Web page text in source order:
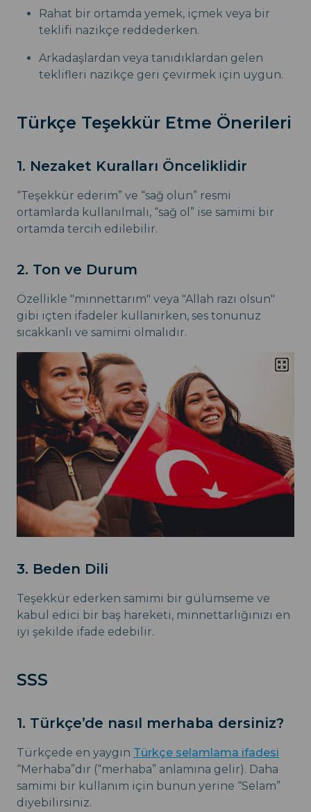
Rahat bir ortamda yemek, içmek veya bir
teklifi nazikçe reddederken.
Arkadaşlardan veya tanıdıklardan gelen
teklifleri nazikçe geri çevirmek için uygun.
Türkçe Teşekkür Etme Önerileri
1. Nezaket Kuralları Önceliklidir
“Teşekkür ederim” ve “sağ olun” resmi
ortamlarda kullanılmalı, “sağ ol” ise samimi bir
ortamda tercih edilebilir.
2. Ton ve Durum
Özellikle "minnettarım" veya "Allah razı olsun"
gibi içten ifadeler kullanırken, ses tonunuz
sıcakkanlı ve samimi olmalıdır.
3. Beden Dili
Teşekkür ederken samimi bir gülümseme ve
kabul edici bir baş hareketi, minnettarlığınızı en
iyi şekilde ifade edebilir.
SSS
1. Türkçe’de nasıl merhaba dersiniz?
Türkçede en yaygın Türkçe selamlama ifadesi
“Merhaba”dır (“merhaba” anlamına gelir). Daha
samimi bir kullanım için bunun yerine “Selam”
diyebilirsiniz.